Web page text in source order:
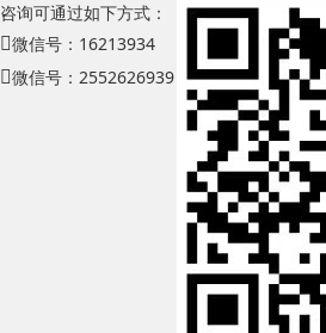
咨询可通过如下方式：
微信号：16213934
微信号：2552626939